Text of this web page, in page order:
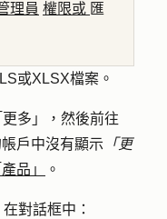
理員 權限或 匯
或XLSX檔案。
更多」
，然後前往
帳戶中沒有顯示 「更
產品」 。
在對話框中：